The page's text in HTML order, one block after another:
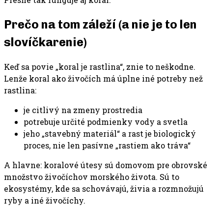
Prečo na tom záleží (a nie je to len
slovíčkarenie)
Keď sa povie „koral je rastlina“, znie to neškodne.
Lenže koral ako živočích má úplne iné potreby než
rastlina:
je citlivý na zmeny prostredia
potrebuje určité podmienky vody a svetla
jeho „stavebný materiál“ a rast je biologický
proces, nie len pasívne „rastiem ako tráva“
A hlavne: koralové útesy sú domovom pre obrovské
množstvo živočíchov morského života. Sú to
ekosystémy, kde sa schovávajú, živia a rozmnožujú
ryby a iné živočíchy.